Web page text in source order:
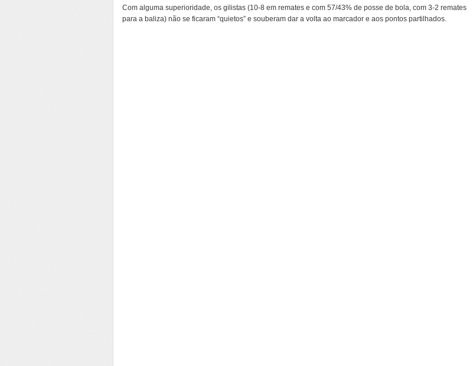
Com alguma superioridade, os gilistas (10-8 em remates e com 57/43% de posse de bola, com 3-2 remates
para a baliza) não se ficaram “quietos” e souberam dar a volta ao marcador e aos pontos partilhados.